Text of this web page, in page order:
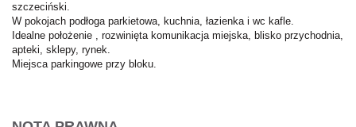
szczeciński.
W pokojach podłoga parkietowa, kuchnia, łazienka i wc kafle.
Idealne położenie , rozwinięta komunikacja miejska, blisko przychodnia,
apteki, sklepy, rynek.
Miejsca parkingowe przy bloku.